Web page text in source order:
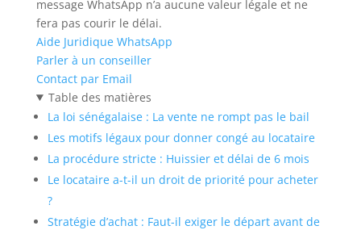
message WhatsApp n’a aucune valeur légale et ne
fera pas courir le délai.
Aide Juridique WhatsApp
Parler à un conseiller
Contact par Email
Table des matières
La loi sénégalaise : La vente ne rompt pas le bail
Les motifs légaux pour donner congé au locataire
La procédure stricte : Huissier et délai de 6 mois
Le locataire a-t-il un droit de priorité pour acheter
?
Stratégie d’achat : Faut-il exiger le départ avant de